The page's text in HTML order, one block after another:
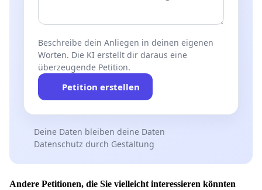
Beschreibe dein Anliegen in deinen eigenen
Worten. Die KI erstellt dir daraus eine
überzeugende Petition.
Petition erstellen
Deine Daten bleiben deine Daten
Datenschutz durch Gestaltung
Andere Petitionen, die Sie vielleicht interessieren könnten